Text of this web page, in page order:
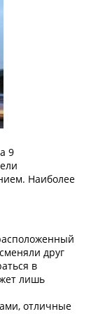
9
Наиболее
друг
в
лишь
отличные